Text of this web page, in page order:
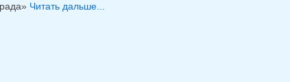
Читать дальше...